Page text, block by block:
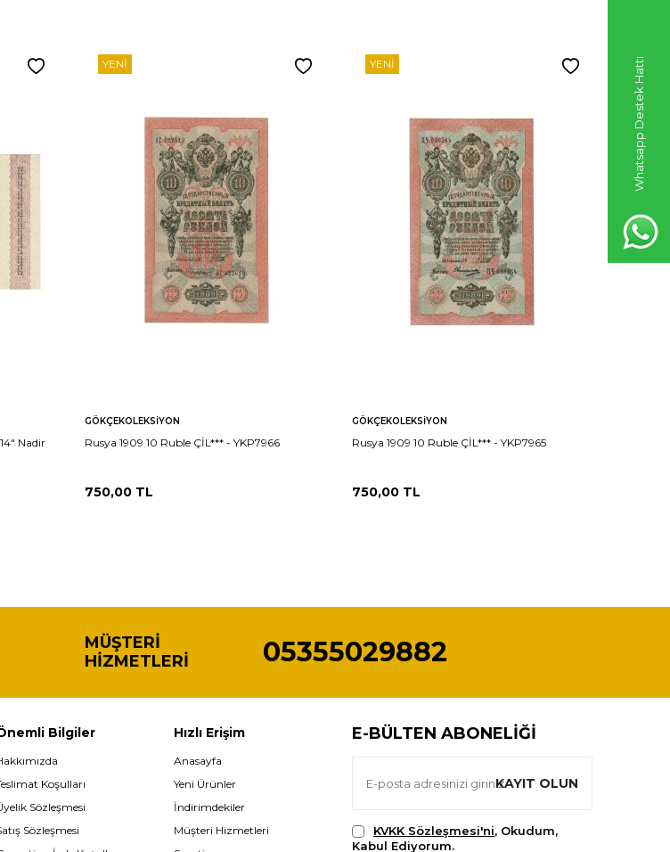
Whatsapp Destek Hattı
Nadir
YENI
GÖKÇEKOLEKSIYON
Rusya 1909 10 Ruble ÇİL*** - YKP7966
750,00 TL
YENI
GÖKÇEKOLEKSIYON
Rusya 1909 10 Ruble ÇİL*** - YKP7965
750,00 TL
YENI
MÜŞTERI
HIZMETLERI
05355029882
Bilgiler
Koşulları
Sözleşmesi
Sözleşmesi
Hızlı Erişim
Anasayfa
Yeni Ürünler
İndirimdekiler
Müşteri Hizmetleri
E-BÜLTEN ABONELIĞI
KAYIT OLUN
KVKK Sözleşmesi'ni, Okudum,
Kabul Ediyorum.